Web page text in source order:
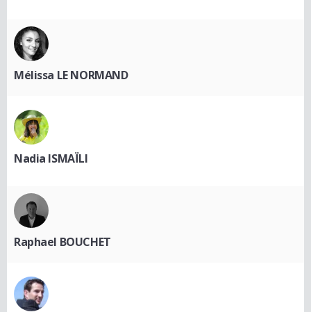
Mélissa LE NORMAND
Nadia ISMAÏLI
Raphael BOUCHET